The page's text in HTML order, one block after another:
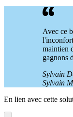
Avec ce
maintien
gagnons
Sylvain
Sylvain
En lien avec cette